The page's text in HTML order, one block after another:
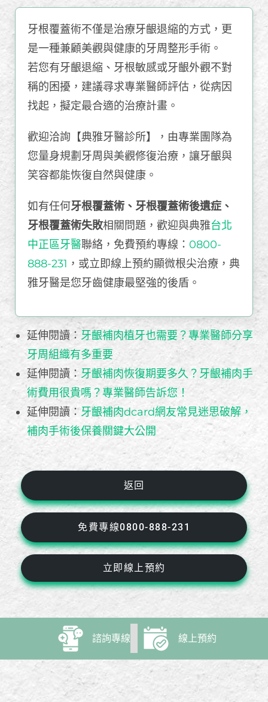
牙根覆蓋術不僅是治療牙齦退縮的方式，更
是一種兼顧美觀與健康的牙周整形手術。
若您有牙齦退縮、牙根敏感或牙齦外觀不對
稱的困擾，建議尋求專業醫師評估，從病因
找起，擬定最合適的治療計畫。
歡迎洽詢【典雅牙醫診所】，由專業團隊為
您量身規劃牙周與美觀修復治療，讓牙齦與
笑容都能恢復自然與健康。
如有任何牙根覆蓋術、牙根覆蓋術後遺症、
牙根覆蓋術失敗相關問題，歡迎與典雅台北
中正區牙醫聯絡，免費預約專線： 0800-
888-231 ，或立即線上預約顯微根尖治療，典
雅牙醫是您牙齒健康最堅強的後盾。
延伸閱讀： 牙齦補肉植牙也需要？專業醫師分享
牙周組織有多重要
延伸閱讀： 牙齦補肉恢復期要多久？牙齦補肉手
術費用很貴嗎？專業醫師告訴您！
延伸閱讀：牙齦補肉dcard網友常見迷思破解，
補肉手術後保養關鍵大公開
返回
免費專線0800-888-231
立即線上預約
諮詢專線 線上預約